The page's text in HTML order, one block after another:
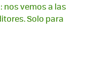
nos vemos a las
Solo para